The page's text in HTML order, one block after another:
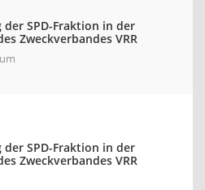
SPD-Fraktion in der
Zweckverbandes VRR
SPD-Fraktion in der
Zweckverbandes VRR